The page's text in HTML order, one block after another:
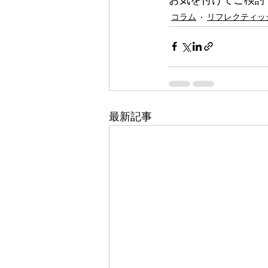
コラム リフレクティッ
最新記事